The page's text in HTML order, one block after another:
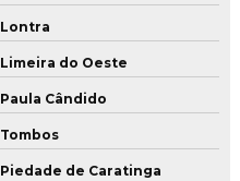
Lontra
Limeira do Oeste
Paula Cândido
Tombos
Piedade de Caratinga